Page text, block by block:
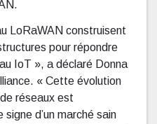
LoRaWAN construisent
pour répondre
IoT », a déclaré Donna
« Cette évolution
réseaux est
d’un marché sain